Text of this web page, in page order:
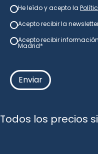
newsletter
*
He leído y acepto la
newsletter
*
Acepto recibir la
consentimiento
Acepto recibir
Madrid*
Todos los precios